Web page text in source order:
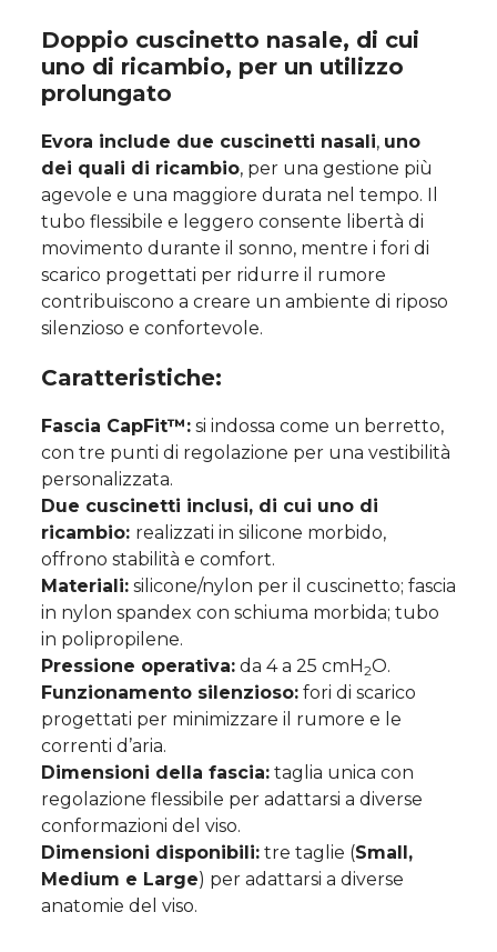
Doppio cuscinetto nasale, di cui
uno di ricambio, per un utilizzo
prolungato
Evora include due cuscinetti nasali, uno
dei quali di ricambio, per una gestione più
agevole e una maggiore durata nel tempo. Il
tubo flessibile e leggero consente libertà di
movimento durante il sonno, mentre i fori di
scarico progettati per ridurre il rumore
contribuiscono a creare un ambiente di riposo
silenzioso e confortevole.
Caratteristiche:
Fascia CapFit™: si indossa come un berretto,
con tre punti di regolazione per una vestibilità
personalizzata.
Due cuscinetti inclusi, di cui uno di
ricambio: realizzati in silicone morbido,
offrono stabilità e comfort.
Materiali: silicone/nylon per il cuscinetto; fascia
in nylon spandex con schiuma morbida; tubo
in polipropilene.
Pressione operativa: da 4 a 25 cmH2O.
Funzionamento silenzioso: fori di scarico
progettati per minimizzare il rumore e le
correnti d’aria.
Dimensioni della fascia: taglia unica con
regolazione flessibile per adattarsi a diverse
conformazioni del viso.
Dimensioni disponibili: tre taglie (Small,
Medium e Large) per adattarsi a diverse
anatomie del viso.